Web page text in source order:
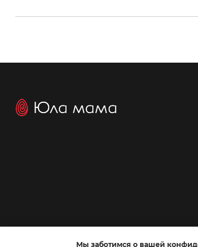
Интернет-магазин создан с Хорошоп
Мы заботимся о вашей